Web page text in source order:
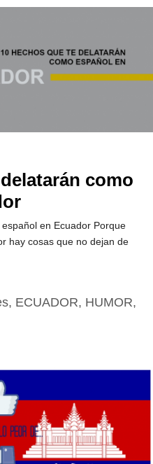
como
en Ecuador Porque
hay cosas que no dejan de
, ECUADOR, HUMOR,